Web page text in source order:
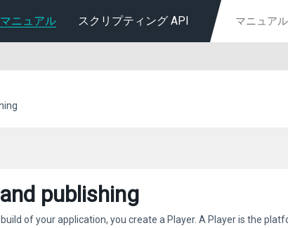
マニュアル スクリプティング API
publishing
of your application, you create a Player. A Player is the